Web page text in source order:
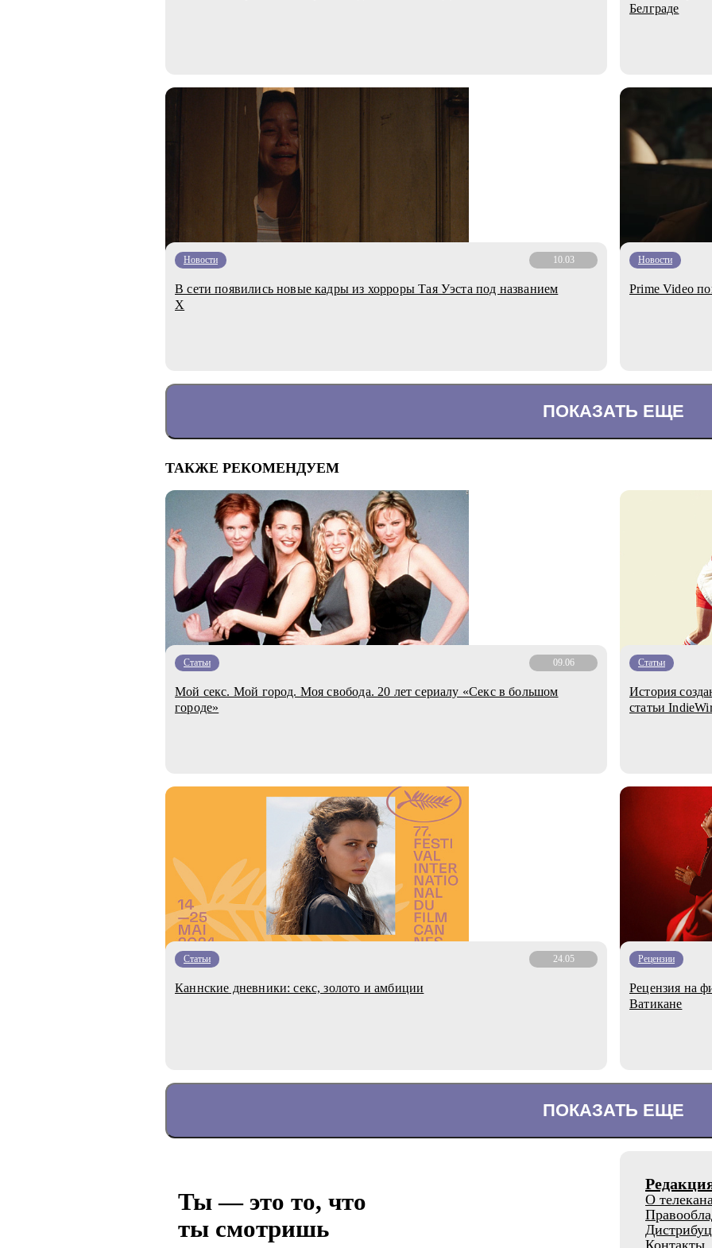
Белграде
Новости 10.03
В сети появились новые кадры из хорроры Тая Уэста под названием
X
Новости
Prime Video
ПОКАЗАТЬ ЕЩЕ
ТАКЖЕ РЕКОМЕНДУЕМ
Статьи 09.06
Мой секс. Мой город. Моя свобода. 20 лет сериалу «Секс в большом
городе»
Статьи
История
статьи
Статьи 24.05
Каннские дневники: секс, золото и амбиции
Рецензии
Рецензия на
Ватикане
ПОКАЗАТЬ ЕЩЕ
Ты — это то, что
ты смотришь
О
Контакты